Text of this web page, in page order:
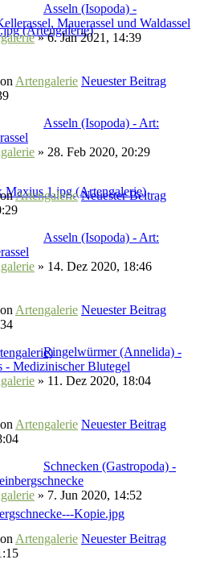
Asseln (Isopoda) -
Mauerassel und Waldassel
» 6. Jan 2021, 14:39
Artengalerie Neuester Beitrag
Asseln (Isopoda) - Art:
» 28. Feb 2020, 20:29
Artengalerie Neuester Beitrag
Asseln (Isopoda) - Art:
» 14. Dez 2020, 18:46
Artengalerie Neuester Beitrag
Ringelwürmer (Annelida) -
Medizinischer Blutegel
» 11. Dez 2020, 18:04
Artengalerie Neuester Beitrag
Schnecken (Gastropoda) -
» 7. Jun 2020, 14:52
Artengalerie Neuester Beitrag